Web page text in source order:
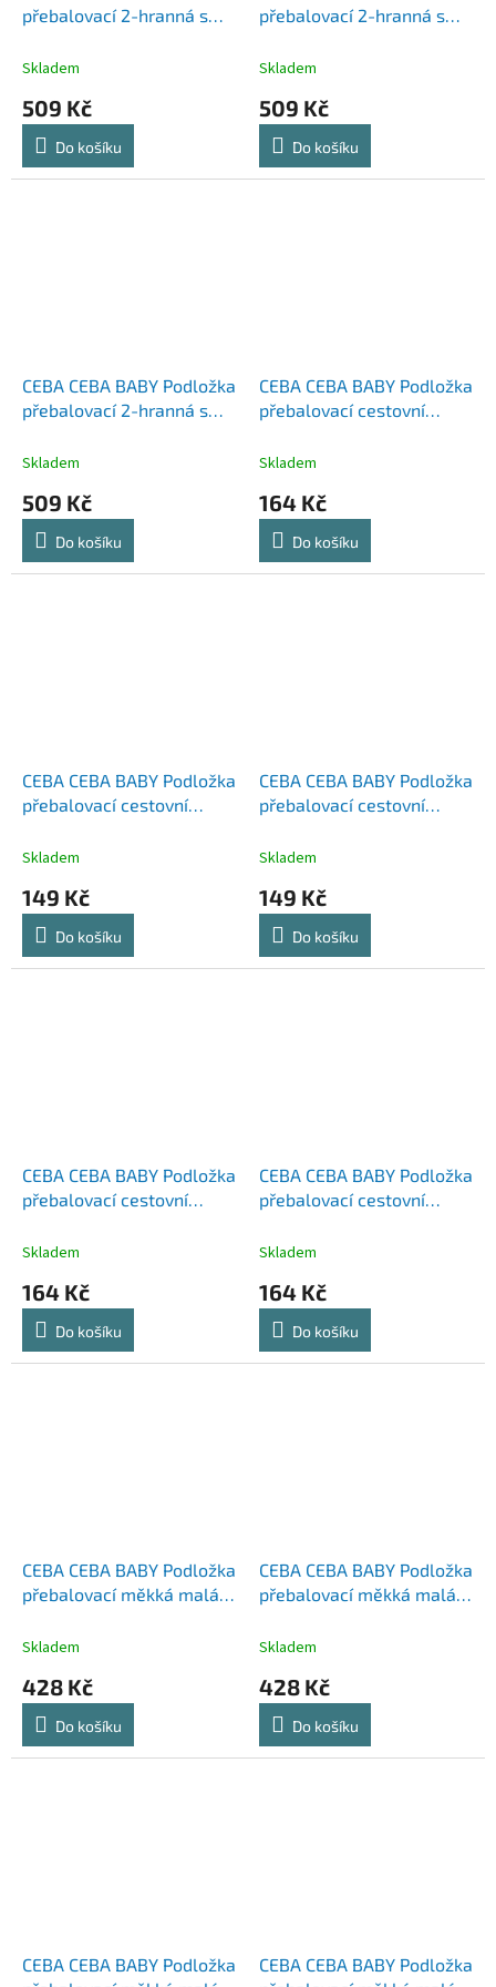
přebalovací 2-hranná s
Ultra Light Moon Prince
Skladem
509 Kč
Do košíku
přebalovací 2-hranná s
Ultra Light Ocean
Skladem
509 Kč
Do košíku
CEBA CEBA BABY Podložka
přebalovací 2-hranná s
Ultra Light Rocking Horse
Skladem
509 Kč
Do košíku
CEBA CEBA BABY Podložka
přebalovací cestovní
Skladem
164 Kč
Do košíku
CEBA CEBA BABY Podložka
přebalovací cestovní
Skladem
149 Kč
Do košíku
CEBA CEBA BABY Podložka
přebalovací cestovní
Friends
Skladem
149 Kč
Do košíku
CEBA CEBA BABY Podložka
přebalovací cestovní
Walk
Skladem
164 Kč
Do košíku
CEBA CEBA BABY Podložka
přebalovací cestovní
Horse
Skladem
164 Kč
Do košíku
CEBA CEBA BABY Podložka
přebalovací měkká malá
Mouse
Skladem
428 Kč
Do košíku
CEBA CEBA BABY Podložka
přebalovací měkká malá
Travel
Skladem
428 Kč
Do košíku
CEBA CEBA BABY Podložka
CEBA CEBA BABY Podložka